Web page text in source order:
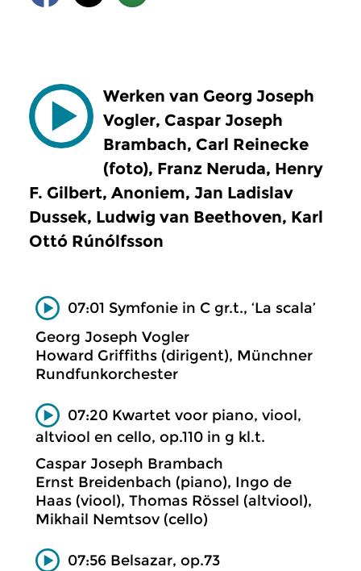
Werken van Georg Joseph
Vogler, Caspar Joseph
Brambach, Carl Reinecke
(foto), Franz Neruda, Henry
F. Gilbert, Anoniem, Jan Ladislav
Dussek, Ludwig van Beethoven, Karl
Ottó Rúnólfsson
07:01 Symfonie in C gr.t., ‘La scala’
Georg Joseph Vogler
Howard Griffiths (dirigent), Münchner
Rundfunkorchester
07:20 Kwartet voor piano, viool,
altviool en cello, op.110 in g kl.t.
Caspar Joseph Brambach
Ernst Breidenbach (piano), Ingo de
Haas (viool), Thomas Rössel (altviool),
Mikhail Nemtsov (cello)
07:56 Belsazar, op.73